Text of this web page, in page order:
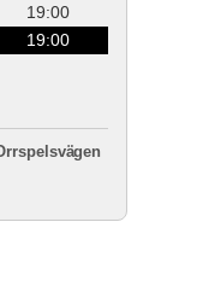
19:00
19:00